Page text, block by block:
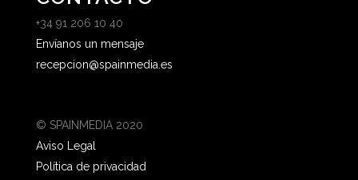
+34 91 206 10 40
Envíanos un mensaje
recepcion@spainmedia.es
© SPAINMEDIA 2020
Aviso Legal
Política de privacidad